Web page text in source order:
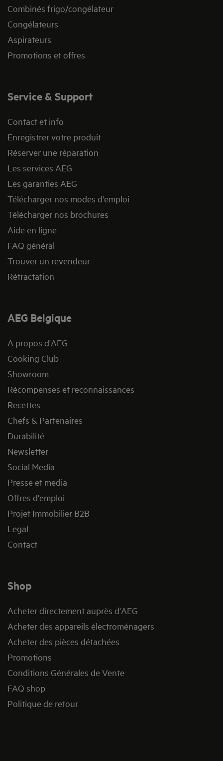
Combinés frigo/congélateur
Congélateurs
Aspirateurs
Promotions et offres
Service & Support
Contact et info
Enregistrer votre produit
Réserver une réparation
Les services AEG
Les garanties AEG
Télécharger nos modes d'emploi
Télécharger nos brochures
Aide en ligne
FAQ général
Trouver un revendeur
Rétractation
AEG Belgique
A propos d'AEG
Cooking Club
Showroom
Récompenses et reconnaissances
Recettes
Chefs & Partenaires
Durabilité
Newsletter
Social Media
Presse et media
Offres d'emploi
Projet Immobilier B2B
Legal
Contact
Shop
Acheter directement auprès d'AEG
Acheter des appareils électroménagers
Acheter des pièces détachées
Promotions
Conditions Générales de Vente
FAQ shop
Politique de retour